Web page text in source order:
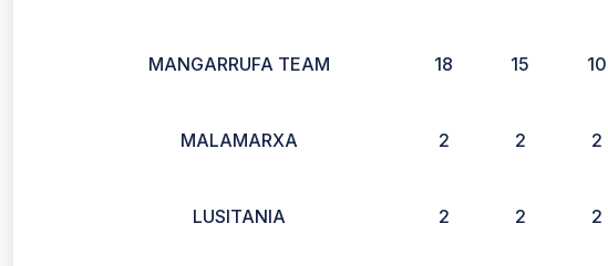
MANGARRUFA TEAM 18 15 10
MALAMARXA 2 2 2
LUSITANIA 2 2 2